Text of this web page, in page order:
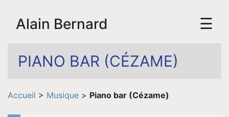
Accueil
Alain Bernard ☰
PIANO BAR (CÉZAME)
Accueil > Musique > Piano bar (Cézame)